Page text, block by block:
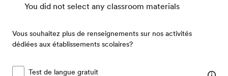
You did not select any classroom materials
Vous souhaitez plus de renseignements sur nos activités
dédiées aux établissements scolaires?
Test de langue gratuit